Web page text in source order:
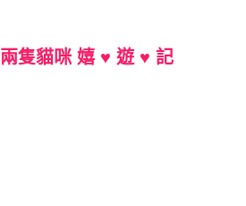
兩隻貓咪 嬉 ♥ 遊 ♥ 記